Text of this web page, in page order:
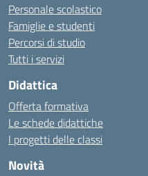
Personale scolastico
Famiglie e studenti
Percorsi di studio
Tutti i servizi
Didattica
Offerta formativa
Le schede didattiche
I progetti delle classi
Novità